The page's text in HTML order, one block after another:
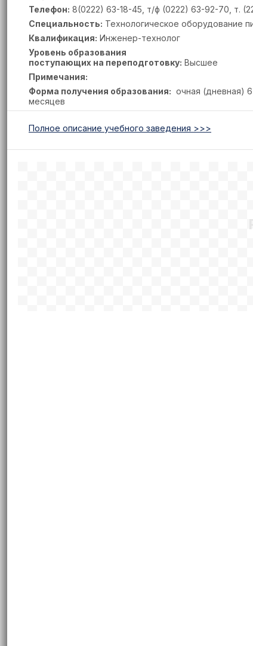
Телефон: 8(0222) 63-18-45, т/ф (0222) 63-92-70, т.
Специальность: Технологическое оборудование
Квалификация: Инженер-технолог
Уровень образования
поступающих на переподготовку: Высшее
Примечания:
Форма получения образования: очная (дневная)
месяцев
Полное описание учебного заведения >>>